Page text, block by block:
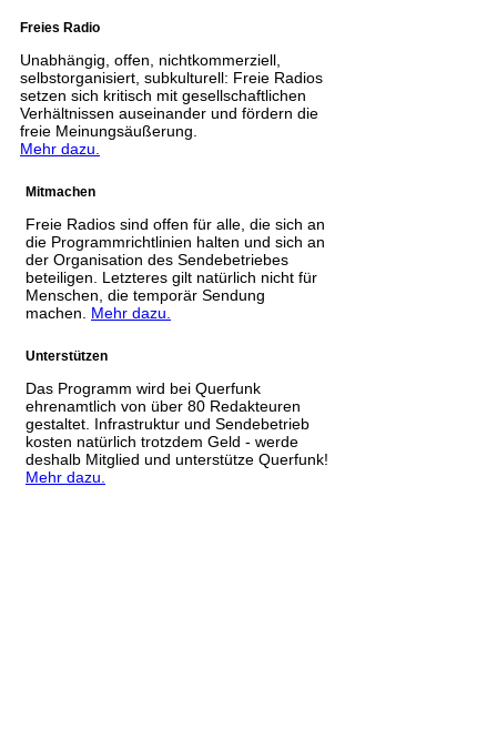
Freies Radio
Unabhängig, offen, nichtkommerziell,
selbstorganisiert, subkulturell: Freie Radios
setzen sich kritisch mit gesellschaftlichen
Verhältnissen auseinander und fördern die
freie Meinungsäußerung.
Mehr dazu.
Mitmachen
Freie Radios sind offen für alle, die sich an
die Programmrichtlinien halten und sich an
der Organisation des Sendebetriebes
beteiligen. Letzteres gilt natürlich nicht für
Menschen, die temporär Sendung
machen. Mehr dazu.
Unterstützen
Das Programm wird bei Querfunk
ehrenamtlich von über 80 Redakteuren
gestaltet. Infrastruktur und Sendebetrieb
kosten natürlich trotzdem Geld - werde
deshalb Mitglied und unterstütze Querfunk!
Mehr dazu.